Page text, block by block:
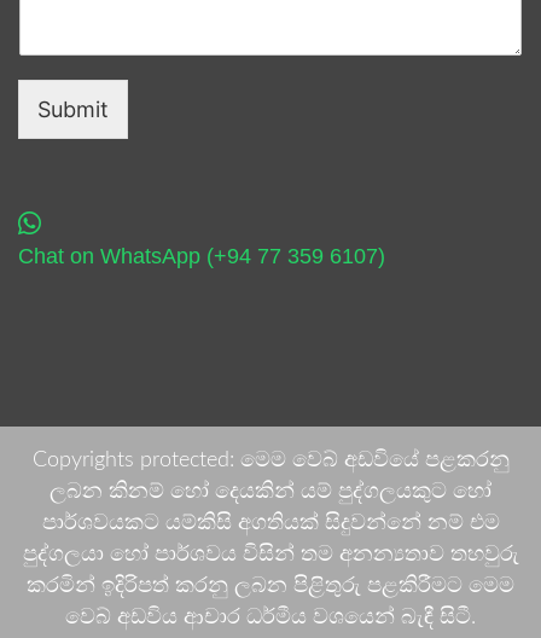
Submit
Chat on WhatsApp (+94 77 359 6107)
Copyrights protected: මෙම වෙබ් අඩවියේ පළකරනු
ලබන කිනම් හෝ දෙයකින් යම් පුද්ගලයකුට හෝ
පාර්ශවයකට යම්කිසි අගතියක් සිදුවන්නේ නම් එම
පුද්ගලයා හෝ පාර්ශවය විසින් තම අනන්‍යතාව තහවුරු
කරමින් ඉදිරිපත් කරනු ලබන පිළිතුරු පළකිරීමට මෙම
වෙබ් අඩවිය ආචාර ධර්මීය වශයෙන් බැඳී සිටී.